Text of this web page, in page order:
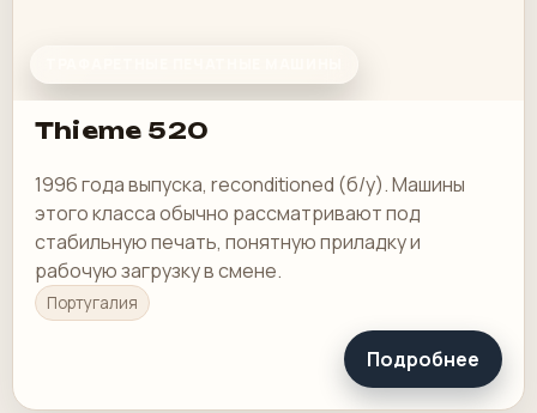
Thieme 520
1996 года выпуска, reconditioned (б/у). Машины
этого класса обычно рассматривают под
стабильную печать, понятную приладку и
рабочую загрузку в смене.
Португалия
Подробнее